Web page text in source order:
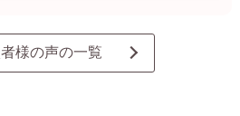
様の声の一覧